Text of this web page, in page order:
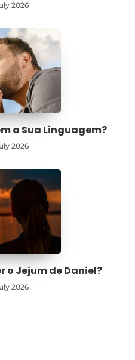
2026
a Sua Linguagem?
2026
o Jejum de Daniel?
2026